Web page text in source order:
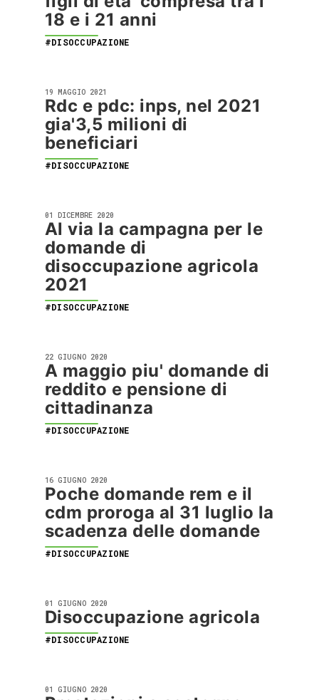
18 e i 21 anni
#DISOCCUPAZIONE
19 MAGGIO 2021
Rdc e pdc: inps, nel 2021
gia'3,5 milioni di
beneficiari
#DISOCCUPAZIONE
01 DICEMBRE 2020
Al via la campagna per le
domande di
disoccupazione agricola
2021
#DISOCCUPAZIONE
22 GIUGNO 2020
A maggio piu' domande di
reddito e pensione di
cittadinanza
#DISOCCUPAZIONE
16 GIUGNO 2020
Poche domande rem e il
cdm proroga al 31 luglio la
scadenza delle domande
#DISOCCUPAZIONE
01 GIUGNO 2020
Disoccupazione agricola
#DISOCCUPAZIONE
01 GIUGNO 2020